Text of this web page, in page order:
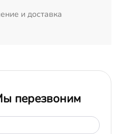
и доставка
перезвоним